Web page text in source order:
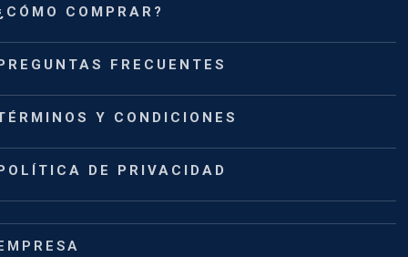
COMPRAR?
FRECUENTES
Y CONDICIONES
DE PRIVACIDAD